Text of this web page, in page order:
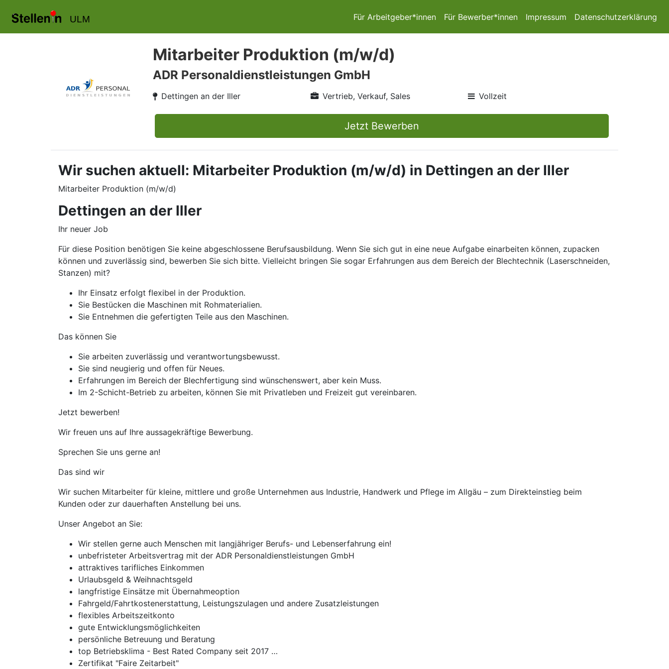
ULM Für Arbeitgeber*innen Für Bewerber*innen Impressum Datenschutzerklärung
Mitarbeiter Produktion (m/w/d)
ADR Personaldienstleistungen GmbH
Dettingen an der Iller Vertrieb, Verkauf, Sales Vollzeit
Jetzt Bewerben
Wir suchen aktuell: Mitarbeiter Produktion (m/w/d) in Dettingen an der Iller
Mitarbeiter Produktion (m/w/d)
Dettingen an der Iller
Ihr neuer Job​
Für diese Position benötigen Sie keine abgeschlossene Berufsausbildung. Wenn Sie sich gut in eine neue Aufgabe einarbeiten können, zupacken
können und zuverlässig sind, bewerben Sie sich bitte. Vielleicht bringen Sie sogar Erfahrungen aus dem Bereich der Blechtechnik (Laserschneiden,
Stanzen) mit?
Ihr Einsatz erfolgt flexibel in der Produktion.
Sie Bestücken die Maschinen mit Rohmaterialien.
Sie Entnehmen die gefertigten Teile aus den Maschinen.
Das können Sie
Sie arbeiten zuverlässig und verantwortungsbewusst.
Sie sind neugierig und offen für Neues.
Erfahrungen im Bereich der Blechfertigung sind wünschenswert, aber kein Muss.
Im 2-Schicht-Betrieb zu arbeiten, können Sie mit Privatleben und Freizeit gut vereinbaren.
Jetzt bewerben!
Wir freuen uns auf Ihre aussagekräftige Bewerbung.
Sprechen Sie uns gerne an!
Das sind wir
Wir suchen Mitarbeiter für kleine, mittlere und große Unternehmen aus Industrie, Handwerk und Pflege im Allgäu – zum Direkteinstieg beim
Kunden oder zur dauerhaften Anstellung bei uns.
Unser Angebot an Sie:
Wir stellen gerne auch Menschen mit langjähriger Berufs- und Lebenserfahrung ein!
unbefristeter Arbeitsvertrag mit der ADR Personaldienstleistungen GmbH
attraktives tarifliches Einkommen
Urlaubsgeld & Weihnachtsgeld
langfristige Einsätze mit Übernahmeoption
Fahrgeld/Fahrtkostenerstattung, Leistungszulagen und andere Zusatzleistungen
flexibles Arbeitszeitkonto
gute Entwicklungsmöglichkeiten
persönliche Betreuung und Beratung
top Betriebsklima - Best Rated Company seit 2017 …
Zertifikat "Faire Zeitarbeit"